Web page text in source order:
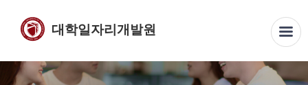
대학일자리개발원